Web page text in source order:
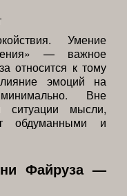
Умение
— важное
относится к тому
эмоций на
Вне
ситуации мысли,
обдуманными и
Файруза —